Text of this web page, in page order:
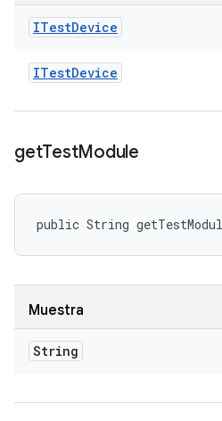
ITestDevice
ITestDevice
getTestModule
public String
Muestra
String